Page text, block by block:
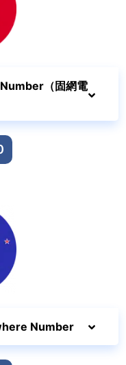
（固網電
Number